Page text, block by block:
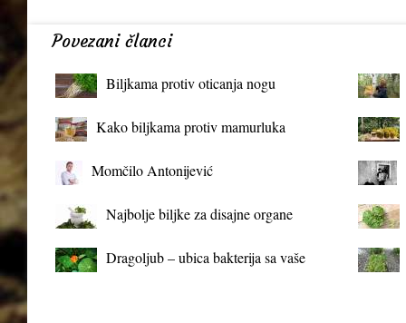
Povezani članci
Biljkama protiv oticanja nogu
Kako biljkama protiv mamurluka
Momčilo Antonijević
Najbolje biljke za disajne organe
Dragoljub – ubica bakterija sa vaše